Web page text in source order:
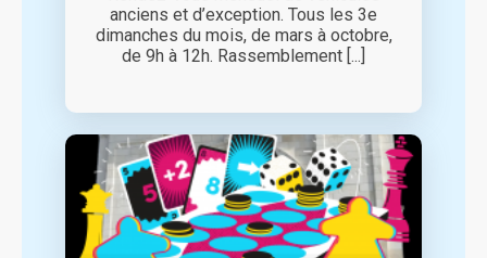
anciens et d’exception. Tous les 3e
dimanches du mois, de mars à octobre,
de 9h à 12h. Rassemblement [...]